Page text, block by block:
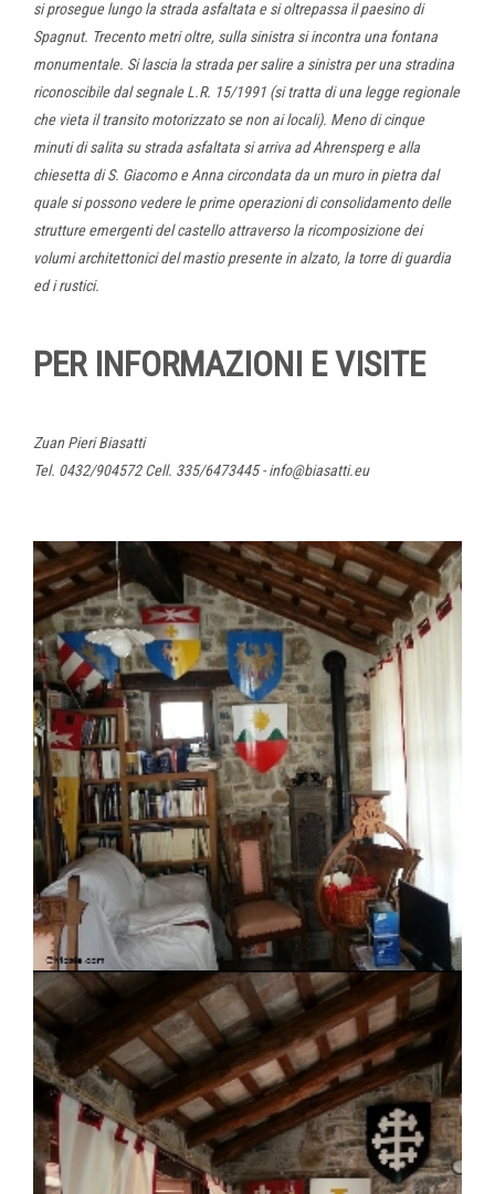
si prosegue lungo la strada asfaltata e si oltrepassa il paesino di
Spagnut. Trecento metri oltre, sulla sinistra si incontra una fontana
monumentale. Si lascia la strada per salire a sinistra per una stradina
riconoscibile dal segnale L.R. 15/1991 (si tratta di una legge regionale
che vieta il transito motorizzato se non ai locali). Meno di cinque
minuti di salita su strada asfaltata si arriva ad Ahrensperg e alla
chiesetta di S. Giacomo e Anna circondata da un muro in pietra dal
quale si possono vedere le prime operazioni di consolidamento delle
strutture emergenti del castello attraverso la ricomposizione dei
volumi architettonici del mastio presente in alzato, la torre di guardia
ed i rustici.
PER INFORMAZIONI E VISITE
Zuan Pieri Biasatti
Tel. 0432/904572 Cell. 335/6473445 - info@biasatti.eu